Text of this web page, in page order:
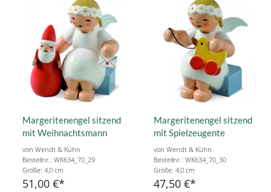
Margeritenengel sitzend
mit Weihnachtsmann
von Wendt & Kühn
Bestellnr.: WK634_70_29
Größe: 4,0 cm
51,00 €
Margeritenengel sitzend
mit Spielzeugente
von Wendt & Kühn
Bestellnr.: WK634_70_30
Größe: 4,0 cm
47,50 €